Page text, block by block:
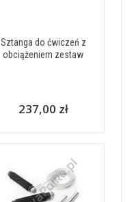
Sztanga do ćwiczeń z
obciążeniem zestaw
237,00 zł